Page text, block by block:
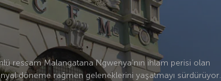
ressam Malangatana Ngwenya’nın ihlam perisi olan
döneme rağmen geleneklerini yaşatmayı sürdürüyor.